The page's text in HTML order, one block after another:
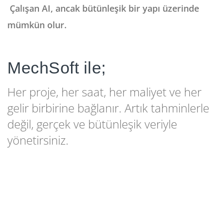
Çalışan AI, ancak bütünleşik bir yapı üzerinde
mümkün olur.
MechSoft ile;
Her proje, her saat, her maliyet ve her
gelir birbirine bağlanır. Artık tahminlerle
değil, gerçek ve bütünleşik veriyle
yönetirsiniz.